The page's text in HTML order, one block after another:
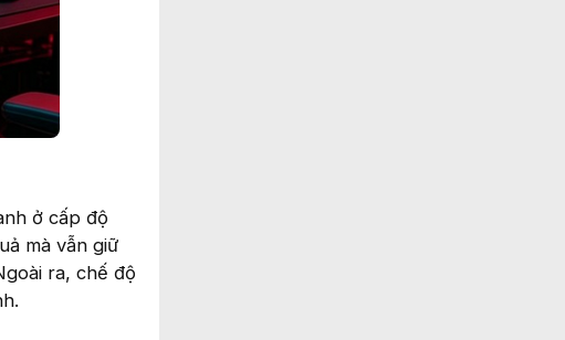
ở cấp độ
mà vẫn giữ
ra, chế độ